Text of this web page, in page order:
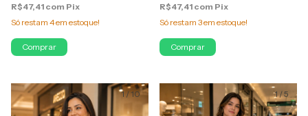
R$47,41 com Pix
Só restam 4em estoque!
Comprar
R$47,41 com Pix
Só restam 3em estoque!
Comprar
1 /10 1/5